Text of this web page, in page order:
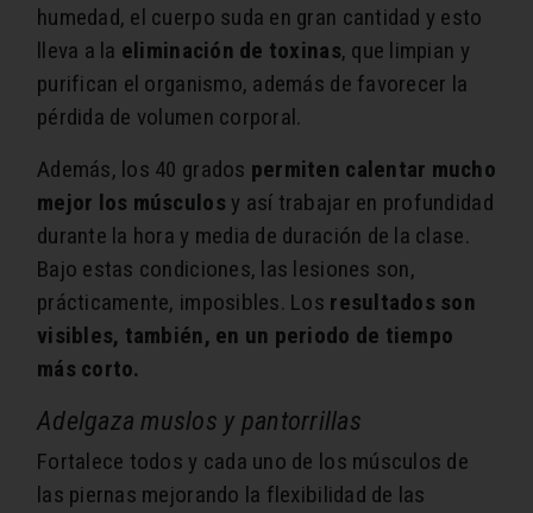
humedad, el cuerpo suda en gran cantidad y esto
lleva a la eliminación de toxinas, que limpian y
purifican el organismo, además de favorecer la
pérdida de volumen corporal.
Además, los 40 grados permiten calentar mucho
mejor los músculos y así trabajar en profundidad
durante la hora y media de duración de la clase.
Bajo estas condiciones, las lesiones son,
prácticamente, imposibles. Los resultados son
visibles, también, en un periodo de tiempo
más corto.
Adelgaza muslos y pantorrillas
Fortalece todos y cada uno de los músculos de
las piernas mejorando la flexibilidad de las